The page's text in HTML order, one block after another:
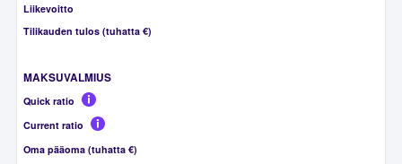
Liikevoitto
Tilikauden tulos (tuhatta €)
MAKSUVALMIUS
Quick ratio
Current ratio
Oma pääoma (tuhatta €)